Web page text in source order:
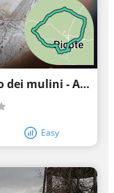
Picote - Eiras - Picote _ Cammino dei mulini - Acqua
Easy